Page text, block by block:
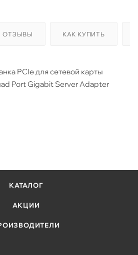
ОТЗЫВЫ КАК КУПИТЬ
PCIe для сетевой карты
Port Gigabit Server Adapter
КАТАЛОГ
АКЦИИ